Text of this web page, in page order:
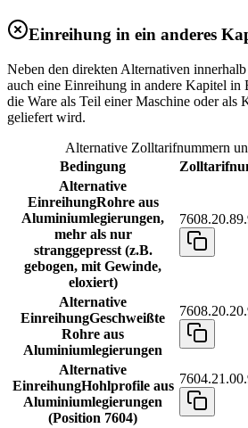
Einreihung in ein anderes
Neben den direkten Alternativen
auch eine Einreihung in andere Kapitel in
die Ware als Teil einer Maschine oder als
geliefert wird.
Alternative Zolltarifnummern
Bedingung
Alternative
EinreihungRohre aus
Aluminiumlegierungen,
mehr als nur
stranggepresst (z.B.
gebogen, mit Gewinde,
eloxiert)
Alternative
EinreihungGeschweißte
Rohre aus
Aluminiumlegierungen
Alternative
EinreihungHohlprofile aus
Aluminiumlegierungen
(Position 7604)